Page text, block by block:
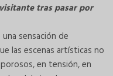
tras pasar por
sensación de
las escenas artísticas no
en tensión, en